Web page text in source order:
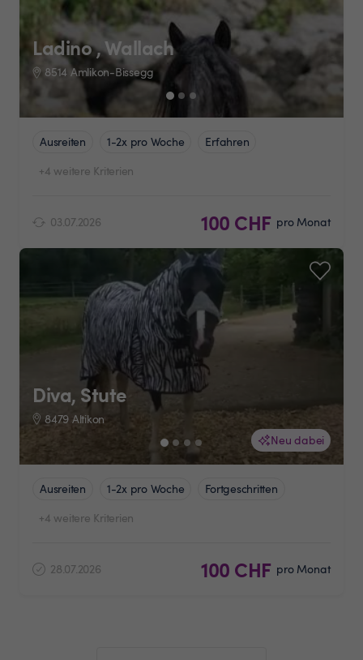
Ladino , Wallach
8514 Amlikon-Bissegg
Ausreiten 1-2x pro Woche
Erfahren
+4 weitere Kriterien
03.07.2026 100 CHF pro Monat
Neu dabei
Diva, Stute
8479 Altikon
Ausreiten 1-2x pro Woche
Fortgeschritten
+4 weitere Kriterien
28.07.2026 100 CHF pro Monat